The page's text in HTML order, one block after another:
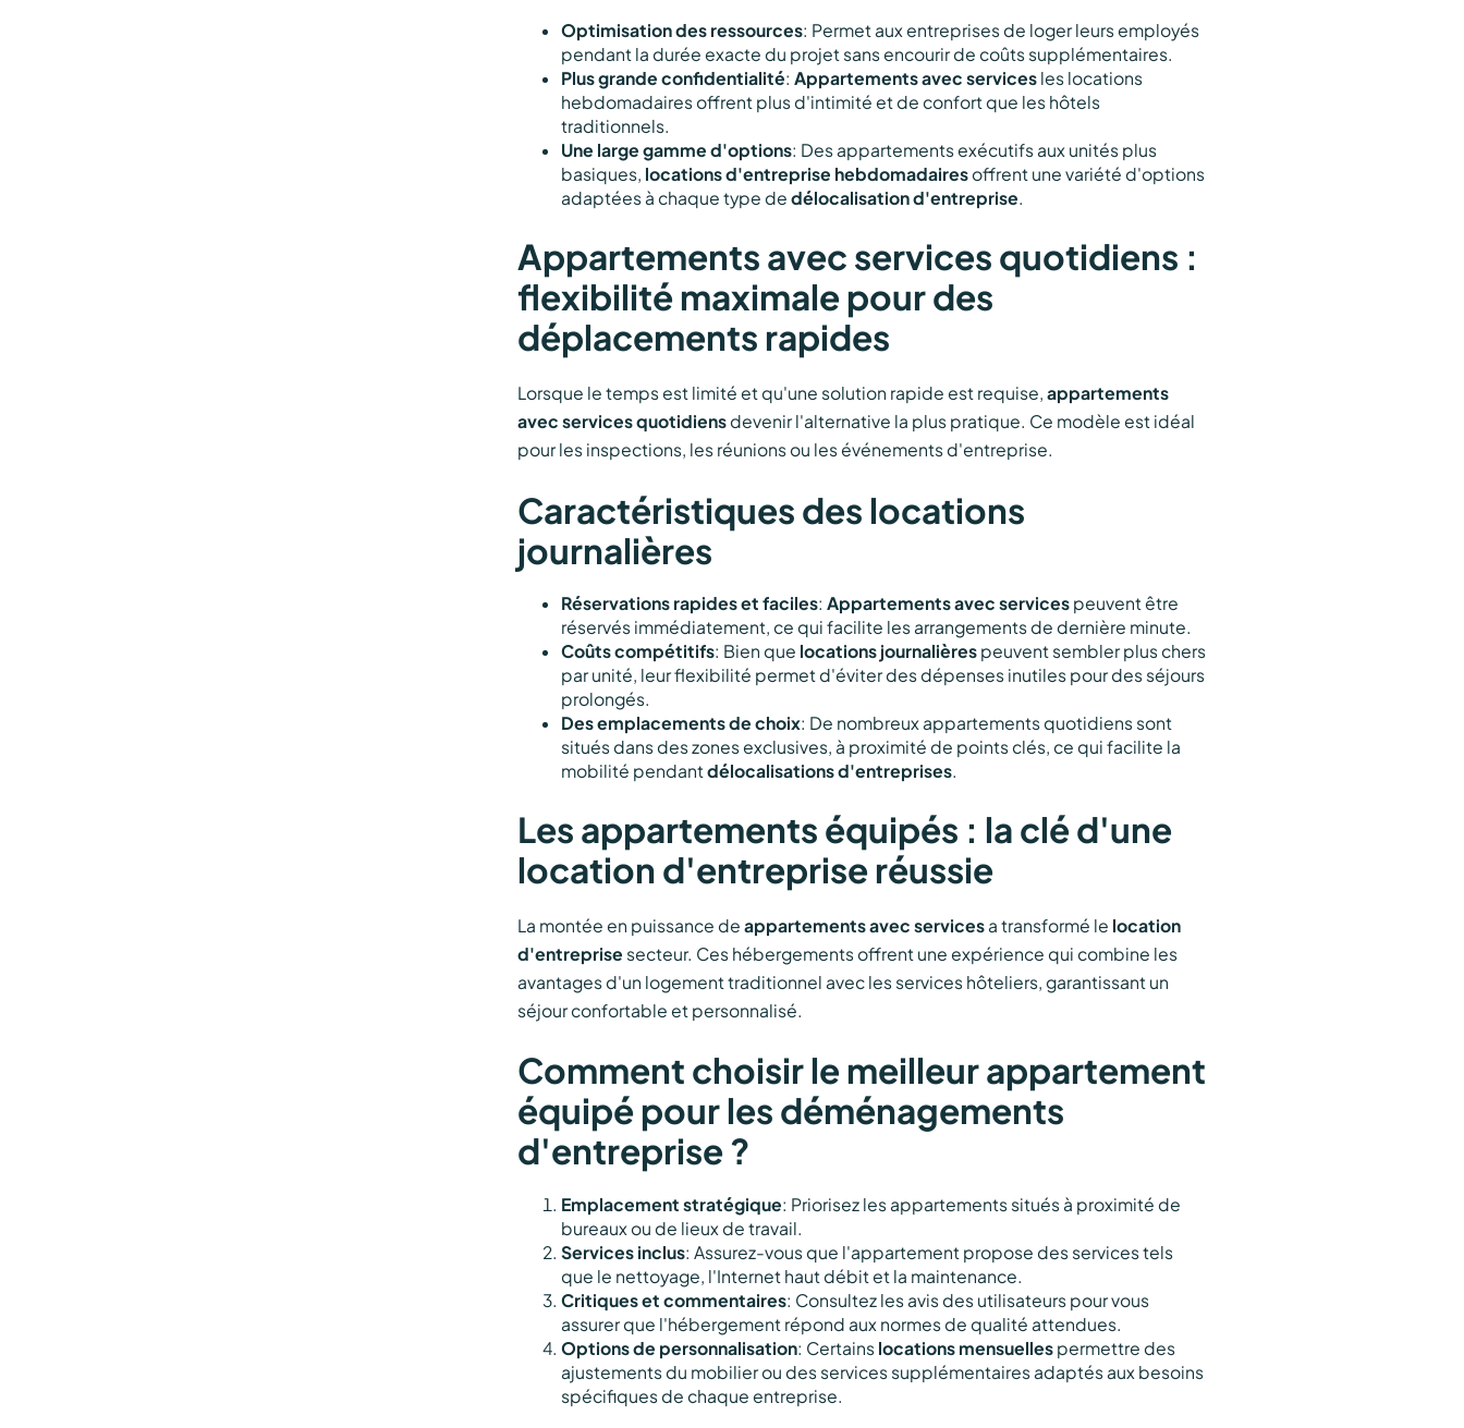
Optimisation des ressources: Permet aux entreprises de loger leurs employés
pendant la durée exacte du projet sans encourir de coûts supplémentaires.
Plus grande confidentialité: Appartements avec servicesles locations
hebdomadaires offrent plus d'intimité et de confort que les hôtels
traditionnels.
Une large gamme d'options: Des appartements exécutifs aux unités plus
basiques, locations d'entreprise hebdomadairesoffrent une variété d'options
adaptées à chaque type de délocalisation d'entreprise.
Appartements avec services quotidiens :
flexibilité maximale pour des
déplacements rapides
Lorsque le temps est limité et qu'une solution rapide est requise, appartements
avec services quotidiensdevenir l'alternative la plus pratique. Ce modèle est idéal
pour les inspections, les réunions ou les événements d'entreprise.
Caractéristiques des locations
journalières
Réservations rapides et faciles: Appartements avec servicespeuvent être
réservés immédiatement, ce qui facilite les arrangements de dernière minute.
Coûts compétitifs: Bien que locations journalièrespeuvent sembler plus chers
par unité, leur flexibilité permet d'éviter des dépenses inutiles pour des séjours
prolongés.
Des emplacements de choix: De nombreux appartements quotidiens sont
situés dans des zones exclusives, à proximité de points clés, ce qui facilite la
mobilité pendantdélocalisations d'entreprises.
Les appartements équipés : la clé d'une
location d'entreprise réussie
La montée en puissance de appartements avec servicesa transformé le location
d'entreprise secteur. Ces hébergements offrent une expérience qui combine les
avantages d'un logement traditionnel avec les services hôteliers, garantissant un
séjour confortable et personnalisé.
Comment choisir le meilleur appartement
équipé pour les déménagements
d'entreprise ?
Emplacement stratégique: Priorisez les appartements situés à proximité de
bureaux ou de lieux de travail.
Services inclus: Assurez-vous que l'appartement propose des services tels
que le nettoyage, l'Internet haut débit et la maintenance.
Critiques et commentaires: Consultez les avis des utilisateurs pour vous
assurer que l'hébergement répond aux normes de qualité attendues.
Options de personnalisation: Certains locations mensuellespermettre des
ajustements du mobilier ou des services supplémentaires adaptés aux besoins
spécifiques de chaque entreprise.